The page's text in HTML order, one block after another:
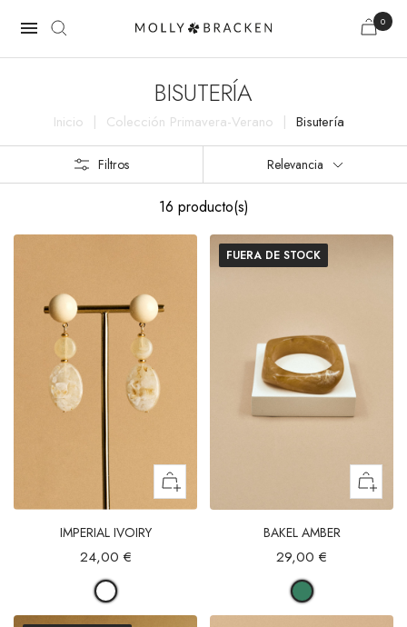
 0
BISUTERÍA
Inicio Colección Primavera-Verano Bisutería
Filtros Relevancia
16 producto(s)
IMPERIAL IVOIRY
24,00 €
BAKEL AMBER
29,00 €
FUERA DE STOCK